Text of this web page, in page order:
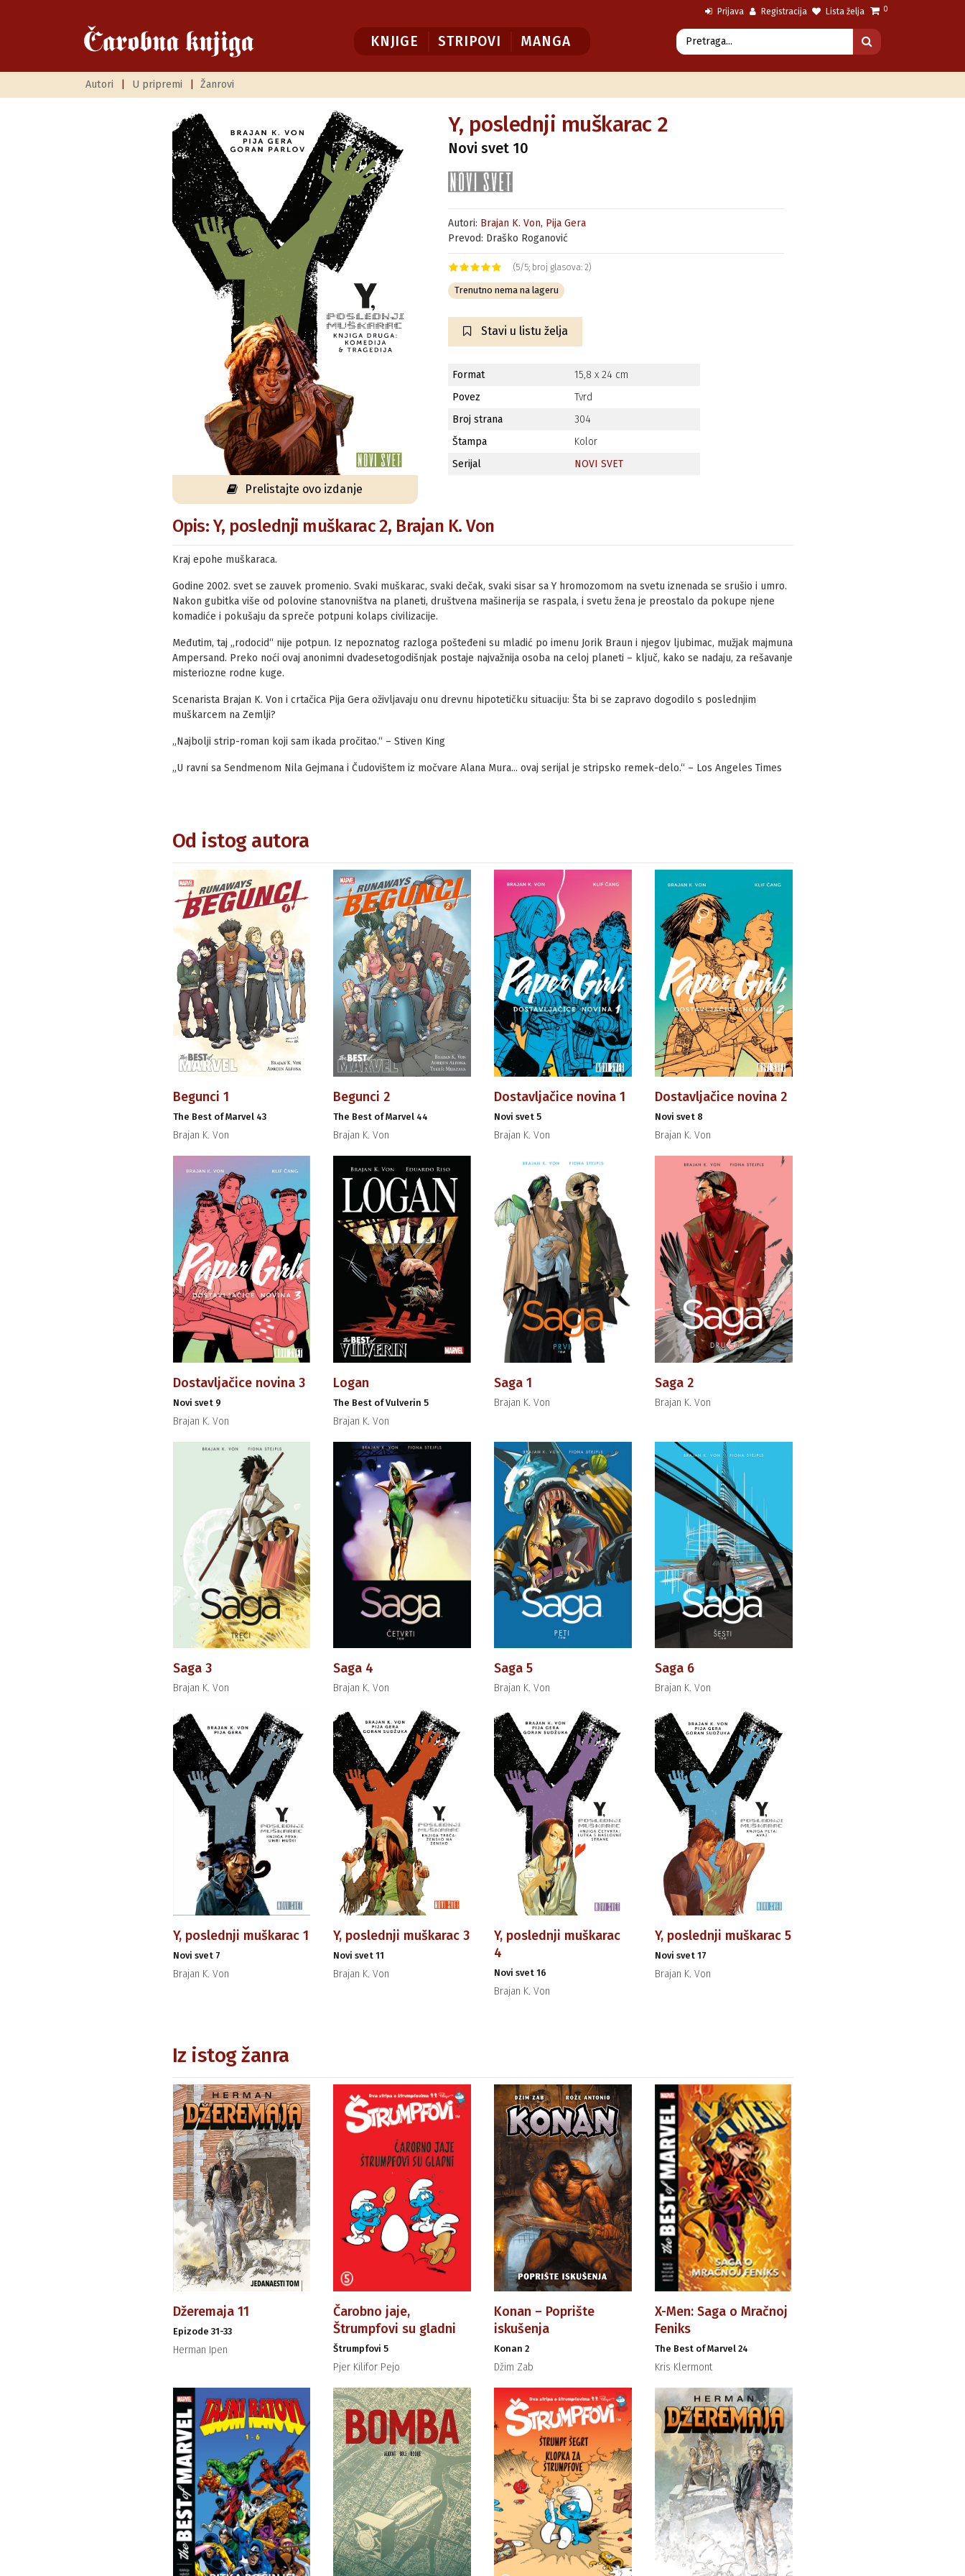
Prijava Registracija Lista želja 0
KNJIGE STRIPOVI MANGA
Autori U pripremi Žanrovi
Prelistajte ovo izdanje
Y, poslednji muškarac 2
Novi svet 10
Autori: Brajan K. Von, Pija Gera
Prevod: Draško Roganović
(5/5; broj glasova: 2)
Trenutno nema na lageru
Stavi u listu želja
Format
15,8 x 24 cm
Povez
Tvrd
Broj strana
304
Štampa
Kolor
Serijal
NOVI SVET
Opis: Y, poslednji muškarac 2, Brajan K. Von
Kraj epohe muškaraca.
Godine 2002. svet se zauvek promenio. Svaki muškarac, svaki dečak, svaki sisar sa Y hromozomom na svetu iznenada se srušio i umro.
Nakon gubitka više od polovine stanovništva na planeti, društvena mašinerija se raspala, i svetu žena je preostalo da pokupe njene
komadiće i pokušaju da spreče potpuni kolaps civilizacije.
Međutim, taj „rodocid“ nije potpun. Iz nepoznatog razloga pošteđeni su mladić po imenu Jorik Braun i njegov ljubimac, mužjak majmuna
Ampersand. Preko noći ovaj anonimni dvadesetogodišnjak postaje najvažnija osoba na celoj planeti – ključ, kako se nadaju, za rešavanje
misteriozne rodne kuge.
Scenarista Brajan K. Von i crtačica Pija Gera oživljavaju onu drevnu hipotetičku situaciju: Šta bi se zapravo dogodilo s poslednjim
muškarcem na Zemlji?
„Najbolji strip-roman koji sam ikada pročitao.“ – Stiven King
„U ravni sa Sendmenom Nila Gejmana i Čudovištem iz močvare Alana Mura... ovaj serijal je stripsko remek-delo.“ – Los Angeles Times
Od istog autora
Begunci 1
The Best of Marvel 43
Brajan K. Von
Begunci 2
The Best of Marvel 44
Brajan K. Von
Dostavljačice novina 1
Novi svet 5
Brajan K. Von
Dostavljačice novina 2
Novi svet 8
Brajan K. Von
Dostavljačice novina 3
Novi svet 9
Brajan K. Von
Logan
The Best of Vulverin 5
Brajan K. Von
Saga 1
Brajan K. Von
Saga 2
Brajan K. Von
Saga 3
Brajan K. Von
Saga 4
Brajan K. Von
Saga 5
Brajan K. Von
Saga 6
Brajan K. Von
Y, poslednji muškarac 1
Novi svet 7
Brajan K. Von
Y, poslednji muškarac 3
Novi svet 11
Brajan K. Von
Y, poslednji muškarac
4
Novi svet 16
Brajan K. Von
Y, poslednji muškarac 5
Novi svet 17
Brajan K. Von
Iz istog žanra
Džeremaja 11
Epizode 31-33
Herman Ipen
Čarobno jaje,
Štrumpfovi su gladni
Štrumpfovi 5
Pjer Kilifor Pejo
Konan – Poprište
iskušenja
Konan 2
Džim Zab
X-Men: Saga o Mračnoj
Feniks
The Best of Marvel 24
Kris Klermont